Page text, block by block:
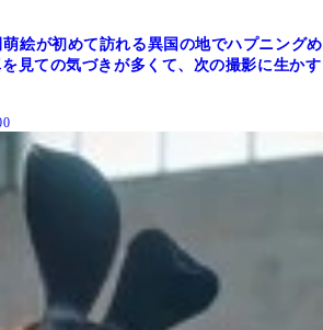
絵が初めて訪れる異国の地でハプニングめ
見ての気づきが多くて、次の撮影に生かす